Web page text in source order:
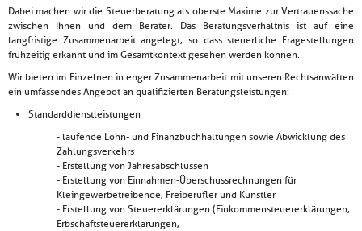
Dabei machen wir die Steuerberatung als oberste Maxime zur Vertrauenssache
zwischen Ihnen und dem Berater. Das Beratungsverhältnis ist auf eine
langfristige Zusammenarbeit angelegt, so dass steuerliche Fragestellungen
frühzeitig erkannt und im Gesamtkontext gesehen werden können.
Wir bieten im Einzelnen in enger Zusammenarbeit mit unseren Rechtsanwälten
ein umfassendes Angebot an qualifizierten Beratungsleistungen:
Standarddienstleistungen
- laufende Lohn- und Finanzbuchhaltungen sowie Abwicklung des
Zahlungsverkehrs
- Erstellung von Jahresabschlüssen
- Erstellung von Einnahmen-Überschussrechnungen für
Kleingewerbetreibende, Freiberufler und Künstler
- Erstellung von Steuererklärungen (Einkommensteuererklärungen,
Erbschaftsteuererklärungen,